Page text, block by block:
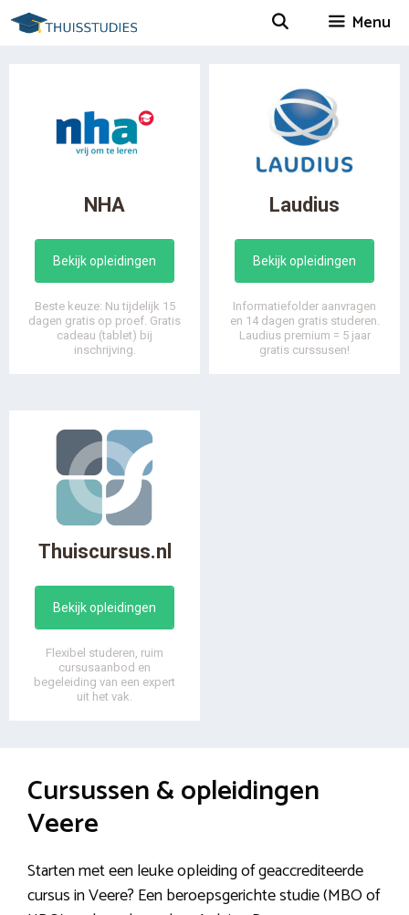
Spring
naar
Menu
NHA
Bekijk opleidingen
Beste keuze: Nu tijdelijk 15
dagen gratis op proef. Gratis
cadeau (tablet) bij
inschrijving.
Laudius
Bekijk opleidingen
Informatiefolder aanvragen
en 14 dagen gratis studeren.
Laudius premium = 5 jaar
gratis curssusen!
Thuiscursus.nl
Bekijk opleidingen
Flexibel studeren, ruim
cursusaanbod en
begeleiding van een expert
uit het vak.
Cursussen & opleidingen
Veere
Starten met een leuke opleiding of geaccrediteerde
cursus in Veere? Een beroepsgerichte studie (MBO of